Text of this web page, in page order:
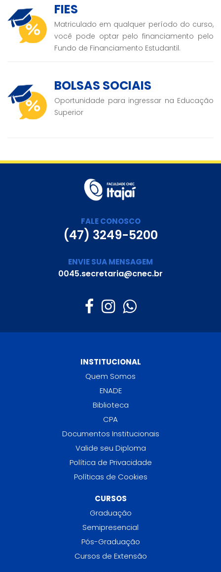
FIES
Matriculado em qualquer período do curso,
você pode optar pelo financiamento pelo
Fundo de Financiamento Estudantil.
BOLSAS SOCIAIS
Oportunidade para ingressar na Educação
Superior
FALE CONOSCO
(47) 3249-5200
ENVIE SUA MENSAGEM
0045.secretaria@cnec.br
INSTITUCIONAL
Quem Somos
ENADE
Biblioteca
CPA
Documentos Institucionais
Valide seu Diploma
Política de Privacidade
Políticas de Cookies
CURSOS
Graduação
Semipresencial
Pós-Graduação
Cursos de Extensão